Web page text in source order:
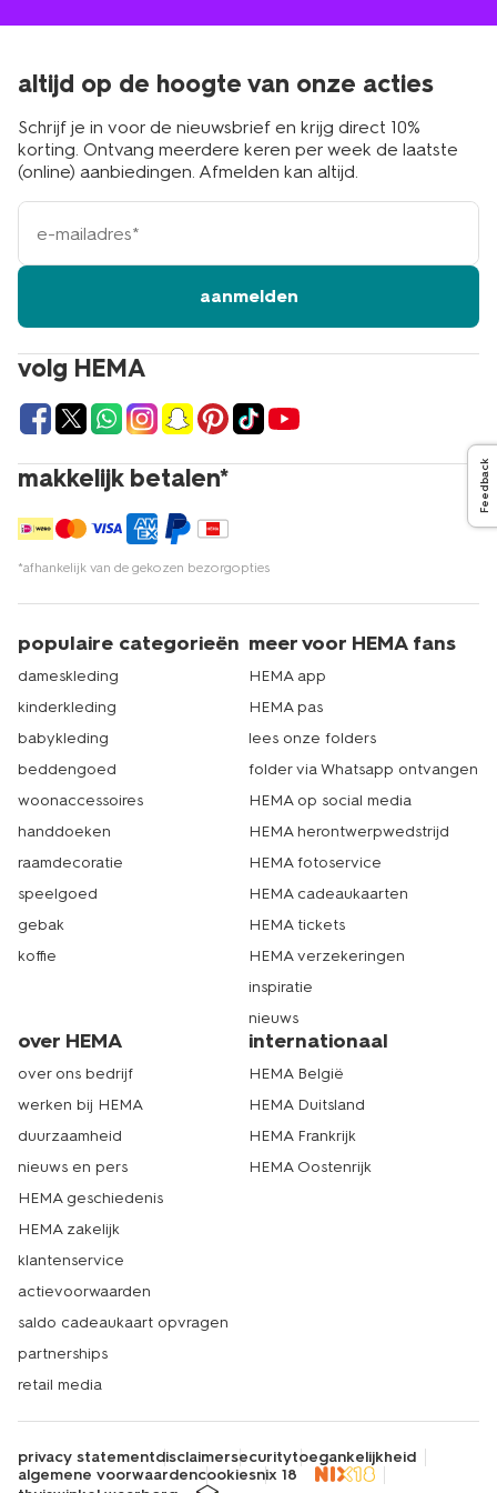
volg HEMA
makkelijk betalen*
*afhankelijk van de gekozen bezorgopties
altijd op de hoogte van onze acties
Schrijf je in voor de nieuwsbrief en krijg direct 10%
korting. Ontvang meerdere keren per week de laatste
(online) aanbiedingen. Afmelden kan altijd.
e-
mailadres
aanmelden
populaire categorieën
dameskleding
kinderkleding
babykleding
beddengoed
woonaccessoires
handdoeken
raamdecoratie
speelgoed
gebak
koffie
meer voor HEMA fans
HEMA app
HEMA pas
lees onze folders
folder via Whatsapp ontvangen
HEMA op social media
HEMA herontwerpwedstrijd
HEMA fotoservice
HEMA cadeaukaarten
HEMA tickets
HEMA verzekeringen
inspiratie
nieuws
over HEMA
over ons bedrijf
werken bij HEMA
duurzaamheid
nieuws en pers
HEMA geschiedenis
HEMA zakelijk
klantenservice
actievoorwaarden
saldo cadeaukaart opvragen
partnerships
retail media
internationaal
HEMA België
HEMA Duitsland
HEMA Frankrijk
HEMA Oostenrijk
privacy statementdisclaimersecuritytoegankelijkheid
algemene voorwaardencookiesnix 18
Feedback